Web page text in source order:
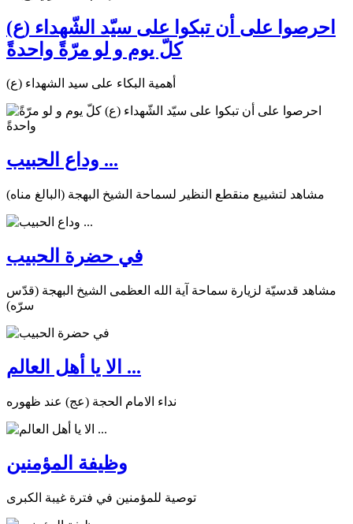
احرصوا على أن تبكوا على سيّد الشّهداء (ع)
كلّ يوم و لو مرّةً واحدةً
أهمية البكاء على سيد الشهداء (ع)
وداع الحبيب ...
مشاهد لتشييع منقطع النظير لسماحة الشيخ البهجة (البالغ مناه)
في حضرة الحبيب
مشاهد قدسيّة لزيارة سماحة آية الله العظمى الشيخ البهجة (قدّس
سرّه)
الا يا أهل العالم ...
نداء الامام الحجة (عج) عند ظهوره
وظيفة المؤمنين
توصية للمؤمنين في فترة غيبة الكبرى